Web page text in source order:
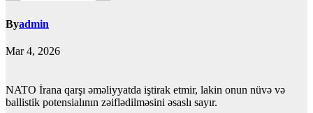
Byadmin
Mar 4, 2026
NATO İrana qarşı əməliyyatda iştirak etmir, lakin onun nüvə və
ballistik potensialının zəiflədilməsini əsaslı sayır.